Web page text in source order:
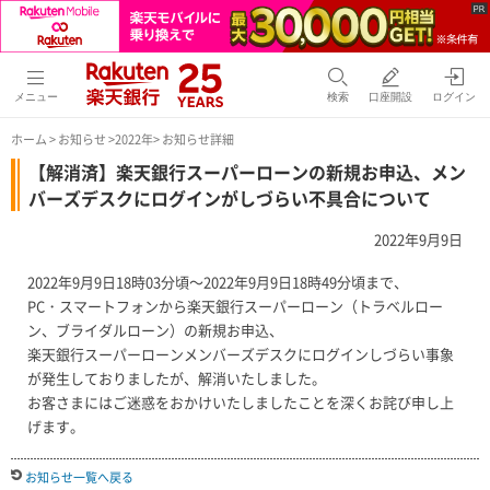
メニュー 検索 口座開設 ログイン
ホーム>お知らせ>2022年> お知らせ詳細
【解消済】楽天銀行スーパーローンの新規お申込、メン
バーズデスクにログインがしづらい不具合について
2022年9月9日
2022年9月9日18時03分頃～2022年9月9日18時49分頃まで、
PC・スマートフォンから楽天銀行スーパーローン（トラベルロー
ン、ブライダルローン）の新規お申込、
楽天銀行スーパーローンメンバーズデスクにログインしづらい事象
が発生しておりましたが、解消いたしました。
お客さまにはご迷惑をおかけいたしましたことを深くお詫び申し上
げます。
お知らせ一覧へ戻る